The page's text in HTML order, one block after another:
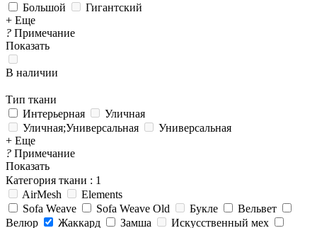
Большой
Гигантский
+ Еще
? Примечание
Показать
В наличии
Тип ткани
Интерьерная
Уличная
Уличная;Универсальная
Универсальная
+ Еще
? Примечание
Показать
Категория ткани : 1
AirMesh
Elements
Sofa Weave
Sofa Weave Old Букле
Вельвет
Велюр
Жаккард Замша
Искусственный мех